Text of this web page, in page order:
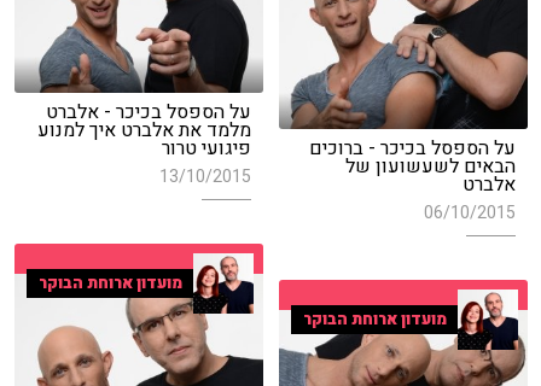
על הספסל בכיכר - אלברט
מלמד את אלברט איך למנוע
פיגועי טרור
13/10/2015
על הספסל בכיכר - ברוכים
הבאים לשעשועון של
אלברט
06/10/2015
מועדון ארוחת הבוקר
מועדון ארוחת הבוקר